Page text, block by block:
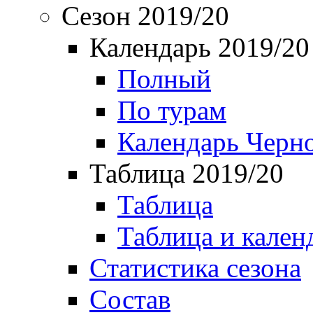
Сезон 2019/20
Календарь 2019/20
Полный
По турам
Календарь
Таблица 2019/20
Таблица
Таблица и
Статистика сезона
Состав